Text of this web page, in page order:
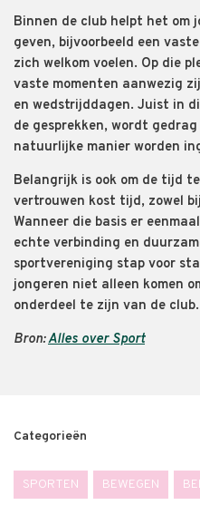
Binnen de club helpt het om
geven, bijvoorbeeld een
zich welkom voelen. Op die
vaste momenten aanwezig
en wedstrijddagen. Juist in
de gesprekken, wordt
natuurlijke manier worden
Belangrijk is ook om de tijd
vertrouwen kost tijd, zowel
Wanneer die basis er
echte verbinding en
sportvereniging stap voor
jongeren niet alleen komen
onderdeel te zijn van de club.
Bron:Alles over Sport
Categorieën
SPORTEN BEWEGEN